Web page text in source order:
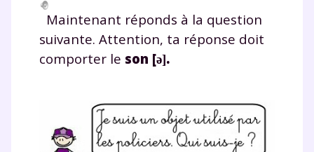
Maintenant réponds à la question
suivante. Attention, ta réponse doit
comporter le son [ə].